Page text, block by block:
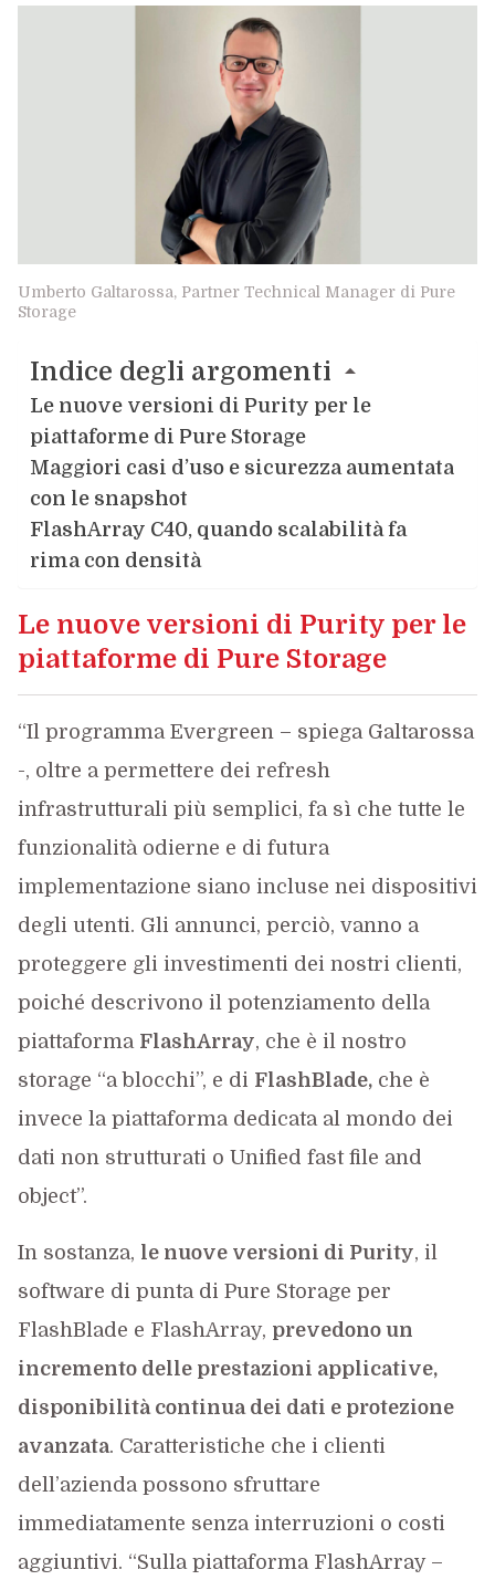
Umberto Galtarossa, Partner Technical Manager di Pure
Storage
Indice degli argomenti
Le nuove versioni di Purity per le
piattaforme di Pure Storage
Maggiori casi d’uso e sicurezza aumentata
con le snapshot
FlashArray C40, quando scalabilità fa
rima con densità
Le nuove versioni di Purity per le
piattaforme di Pure Storage
“Il programma Evergreen – spiega Galtarossa
-, oltre a permettere dei refresh
infrastrutturali più semplici, fa sì che tutte le
funzionalità odierne e di futura
implementazione siano incluse nei dispositivi
degli utenti. Gli annunci, perciò, vanno a
proteggere gli investimenti dei nostri clienti,
poiché descrivono il potenziamento della
piattaforma FlashArray, che è il nostro
storage “a blocchi”, e di FlashBlade,che è
invece la piattaforma dedicata al mondo dei
dati non strutturati o Unified fast file and
object”.
In sostanza, le nuove versioni di Purity, il
software di punta di Pure Storage per
FlashBlade e FlashArray, prevedono un
incremento delle prestazioni applicative,
disponibilità continua dei dati e protezione
avanzata. Caratteristiche che i clienti
dell’azienda possono sfruttare
immediatamente senza interruzioni o costi
aggiuntivi. “Sulla piattaforma FlashArray –